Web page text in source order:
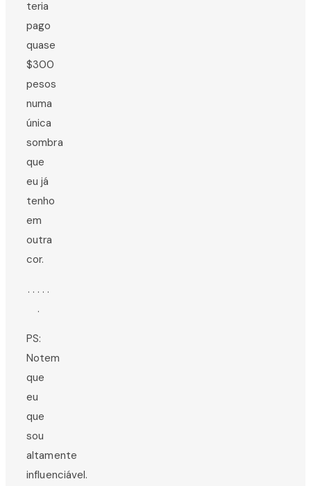
teria
pago
quase
$300
pesos
numa
única
sombra
que
eu já
tenho
em
outra
cor.
. . . . .
.
PS:
Notem
que
eu
que
sou
altamente
influenciável.